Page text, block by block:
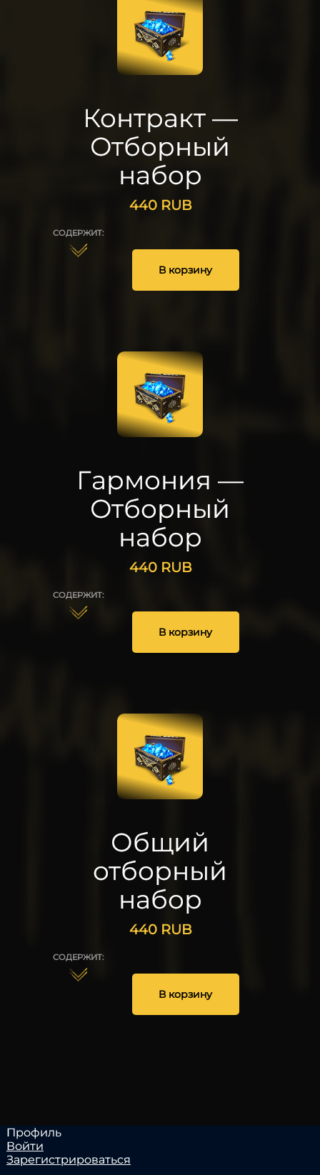
Контракт —
Отборный
набор
440 RUB
СОДЕРЖИТ:
В корзину
Гармония —
Отборный
набор
440 RUB
СОДЕРЖИТ:
В корзину
20
Общий
отборный
набор
440 RUB
СОДЕРЖИТ:
В корзину
5
Профиль
Войти
Зарегистрироваться